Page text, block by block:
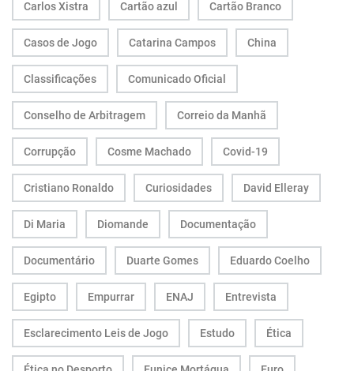
Carlos Xistra Cartão azul Cartão Branco
Casos de Jogo Catarina Campos China
Classificações Comunicado Oficial
Conselho de Arbitragem Correio da Manhã
Corrupção Cosme Machado Covid-19
Cristiano Ronaldo Curiosidades David Elleray
Di Maria Diomande Documentação
Documentário Duarte Gomes Eduardo Coelho
Egipto Empurrar ENAJ Entrevista
Esclarecimento Leis de Jogo Estudo Ética